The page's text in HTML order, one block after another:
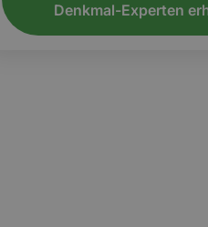
Denkmal-Experten